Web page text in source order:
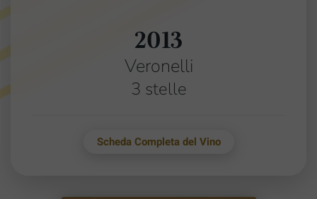
2013
Veronelli
3 stelle
Scheda Completa del Vino